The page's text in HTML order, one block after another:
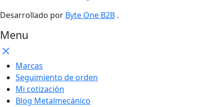
Desarrollado por Byte One B2B .
Menu
Marcas
Seguimiento de orden
Mi cotización
Blog Metalmecánico